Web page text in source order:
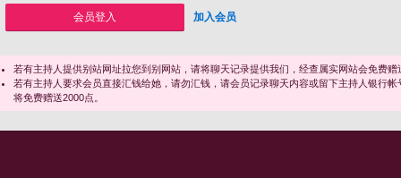
加入会员
若有主持人提供别站网址拉您到别网站，请将聊天记录提供我们，经查属实网站会免费赠
若有主持人要求会员直接汇钱给她，请勿汇钱，请会员记录聊天内容或留下主持人银行
将免费赠送2000点。